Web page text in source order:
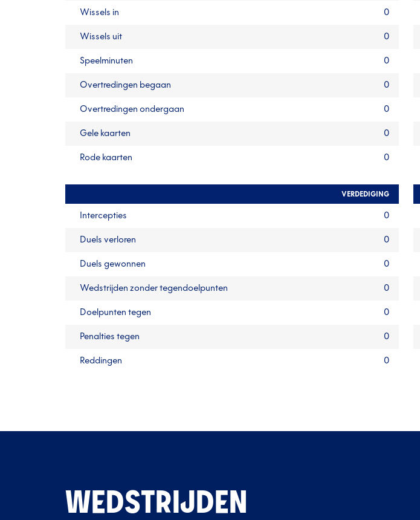
Wissels in 0
Wissels uit 0
Speelminuten 0
Overtredingen begaan 0
Overtredingen ondergaan 0
Gele kaarten 0
Rode kaarten 0
VERDEDIGING
Intercepties 0
Duels verloren 0
Duels gewonnen 0
Wedstrijden zonder tegendoelpunten 0
Doelpunten tegen 0
Penalties tegen 0
Reddingen 0
WEDSTRIJDEN